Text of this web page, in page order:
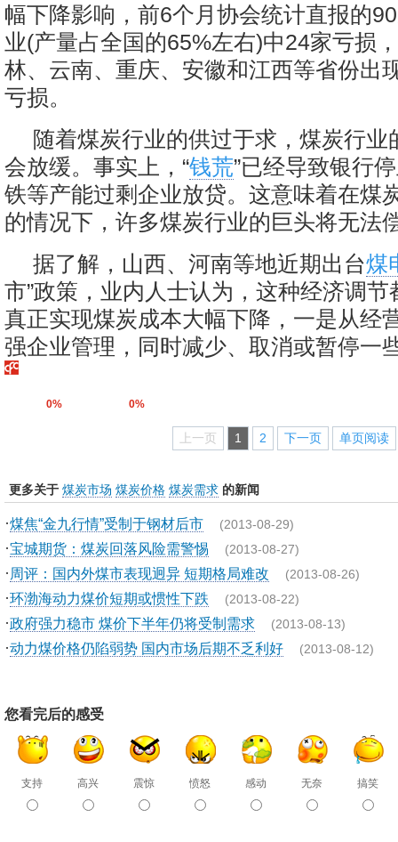
幅下降影响，前6个月协会统计直报的
业(产量占全国的65%左右)中24家亏损
林、云南、重庆、安徽和江西等省份出
亏损。
随着煤炭行业的供过于求，煤炭行业
会放缓。事实上，“钱荒”已经导致银行
铁等产能过剩企业放贷。这意味着在煤
的情况下，许多煤炭行业的巨头将无法
据了解，山西、河南等地近期出台煤
市”政策，业内人士认为，这种经济调
真正实现煤炭成本大幅下降，一是从经
强企业管理，同时减少、取消或暂停一
0% 0%
上一页 1 2 下一页 单页阅读
更多关于 煤炭市场 煤炭价格 煤炭需求 的新闻
·煤焦“金九行情”受制于钢材后市 (2013-08-29)
·宝城期货：煤炭回落风险需警惕 (2013-08-27)
· 周评：国内外煤市表现迥异 短期格局难改 (2013-08-26)
·环渤海动力煤价短期或惯性下跌 (2013-08-22)
·政府强力稳市 煤价下半年仍将受制需求 (2013-08-13)
·动力煤价格仍陷弱势 国内市场后期不乏利好 (2013-08-12)
您看完后的感受
支持 高兴 震惊 愤怒 感动 无奈 搞笑